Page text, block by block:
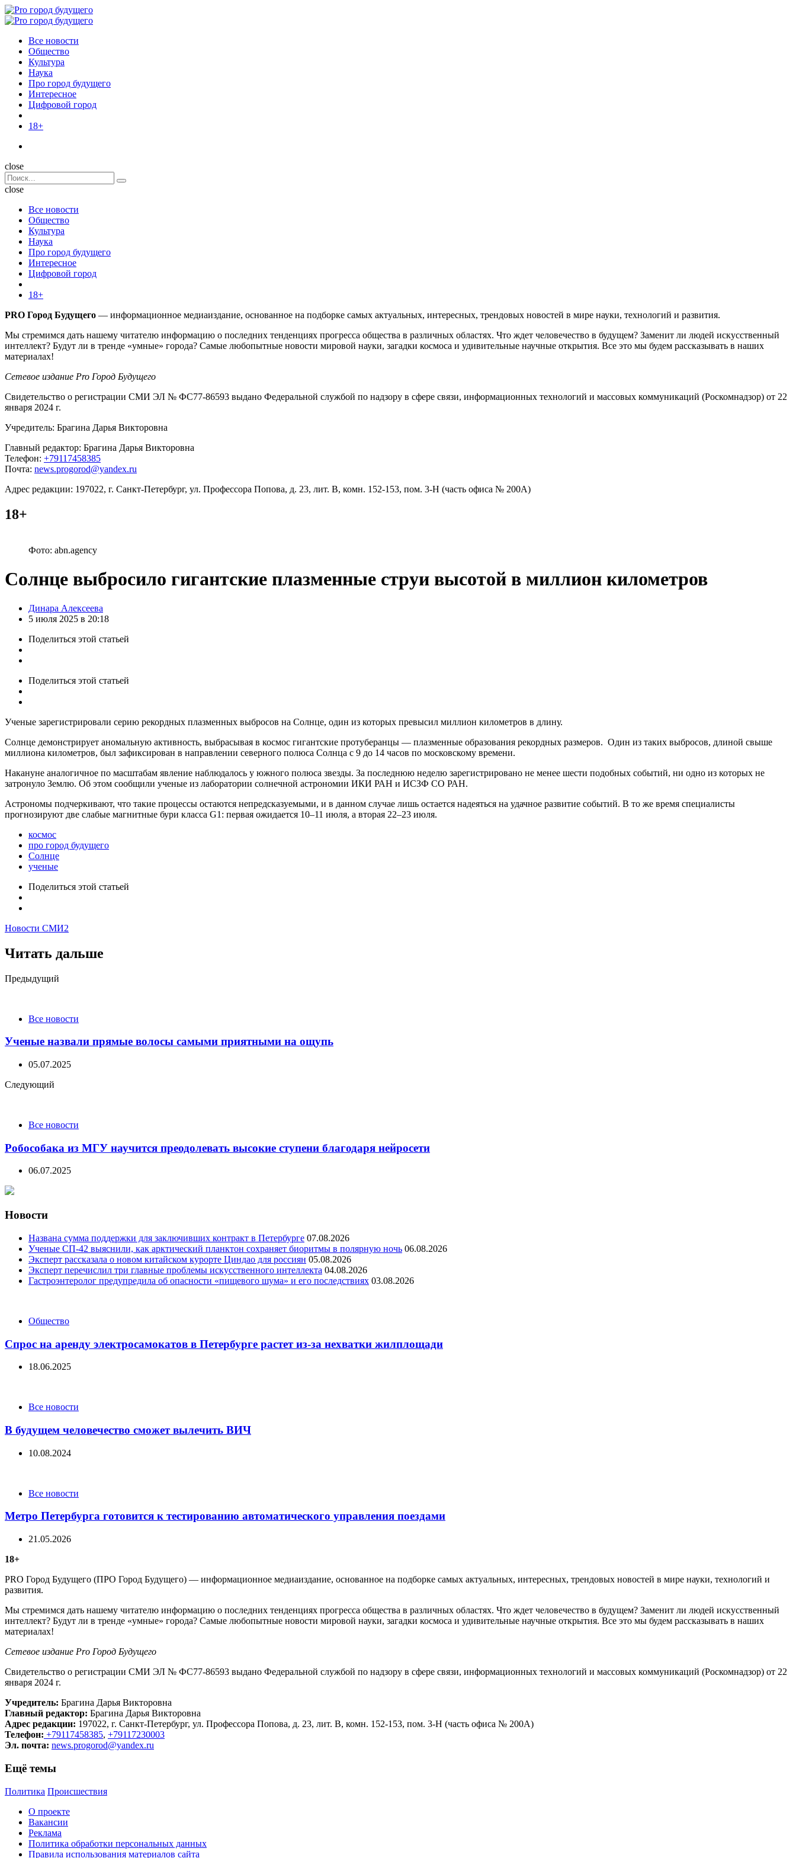
Menu
Поиск
Menu
Pro
Все новости
Общество
Культура
Наука
Про город будущего
Интересное
Цифровой город
18+
Поиск
close
Search
for:
Поиск
close
Все новости
Общество
Культура
Наука
Про город будущего
Интересное
Цифровой город
18+
PRO Город Будущего — информационное медиаиздание, основанное на подборке самых актуальных, интересных, трендовых новостей в мире науки, технологий и развития.
Мы стремимся дать нашему читателю информацию о последних тенденциях прогресса общества в различных областях. Что ждет человечество в будущем? Заменит ли людей искусственный
интеллект? Будут ли в тренде «умные» города? Самые любопытные новости мировой науки, загадки космоса и удивительные научные открытия. Все это мы будем рассказывать в наших
материалах!
Сетевое издание Pro Город Будущего
Свидетельство о регистрации СМИ ЭЛ № ФС77-86593 выдано Федеральной службой по надзору в сфере связи, информационных технологий и массовых коммуникаций (Роскомнадзор) от 22
января 2024 г.
Учредитель: Брагина Дарья Викторовна
Главный редактор: Брагина Дарья Викторовна
Телефон: +79117458385
Почта: news.progorod@yandex.ru
Адрес редакции: 197022, г. Санкт-Петербург, ул. Профессора Попова, д. 23, лит. В, комн. 152-153, пом. 3-Н (часть офиса № 200А)
18+
Фото: abn.agency
Солнце выбросило гигантские плазменные струи высотой в миллион километров
Posted
by
Динара Алексеева
5 июля 2025 в 20:18
Поделиться этой статьей
Поделиться этой статьей
Ученые зарегистрировали серию рекордных плазменных выбросов на Солнце, один из которых превысил миллион километров в длину.
Солнце демонстрирует аномальную активность, выбрасывая в космос гигантские протуберанцы — плазменные образования рекордных размеров. Один из таких выбросов, длиной свыше
миллиона километров, был зафиксирован в направлении северного полюса Солнца с 9 до 14 часов по московскому времени.
Накануне аналогичное по масштабам явление наблюдалось у южного полюса звезды. За последнюю неделю зарегистрировано не менее шести подобных событий, ни одно из которых не
затронуло Землю. Об этом сообщили ученые из лаборатории солнечной астрономии ИКИ РАН и ИСЗФ СО РАН.
Астрономы подчеркивают, что такие процессы остаются непредсказуемыми, и в данном случае лишь остается надеяться на удачное развитие событий. В то же время специалисты
прогнозируют две слабые магнитные бури класса G1: первая ожидается 10–11 июля, а вторая 22–23 июля.
космос
про город будущего
Солнце
ученые
Поделиться этой статьей
Новости СМИ2
Читать дальше
Post
Предыдущий
Все новости
Ученые назвали прямые волосы самыми приятными на ощупь
05.07.2025
Следующий
Все новости
Робособака из МГУ научится преодолевать высокие ступени благодаря нейросети
06.07.2025
Новости
Названа сумма поддержки для заключивших контракт в Петербурге 07.08.2026
Ученые СП-42 выяснили, как арктический планктон сохраняет биоритмы в полярную ночь 06.08.2026
Эксперт рассказала о новом китайском курорте Циндао для россиян 05.08.2026
Эксперт перечислил три главные проблемы искусственного интеллекта 04.08.2026
Гастроэнтеролог предупредила об опасности «пищевого шума» и его последствиях 03.08.2026
CategoriesОбщество
Спрос на аренду электросамокатов в Петербурге растет из-за нехватки жилплощади
18.06.2025
CategoriesВсе новости
В будущем человечество сможет вылечить ВИЧ
10.08.2024
CategoriesВсе новости
Метро Петербурга готовится к тестированию автоматического управления поездами
21.05.2026
18+
PRO Город Будущего (ПРО Город Будущего) — информационное медиаиздание, основанное на подборке самых актуальных, интересных, трендовых новостей в мире науки, технологий и
развития.
Мы стремимся дать нашему читателю информацию о последних тенденциях прогресса общества в различных областях. Что ждет человечество в будущем? Заменит ли людей искусственный
интеллект? Будут ли в тренде «умные» города? Самые любопытные новости мировой науки, загадки космоса и удивительные научные открытия. Все это мы будем рассказывать в наших
материалах!
Сетевое издание Рrо Город Будущего
Свидетельство о регистрации СМИ ЭЛ № ФС77-86593 выдано Федеральной службой по надзору в сфере связи, информационных технологий и массовых коммуникаций (Роскомнадзор) от 22
января 2024 г.
Учредитель: Брагина Дарья Викторовна
Главный редактор: Брагина Дарья Викторовна
Адрес редакции: 197022, г. Санкт-Петербург, ул. Профессора Попова, д. 23, лит. В, комн. 152-153, пом. 3-Н (часть офиса № 200А)
Телефон: +79117458385, +79117230003
Эл. почта: news.progorod@yandex.ru
Ещё темы
Политика Происшествия
О проекте
Вакансии
Реклама
Политика обработки персональных данных
Правила использования материалов сайта